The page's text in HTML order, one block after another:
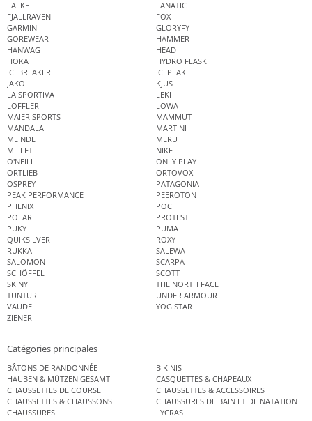
FALKE
FANATIC
FJÄLLRÄVEN
FOX
GARMIN
GLORYFY
GOREWEAR
HAMMER
HANWAG
HEAD
HOKA
HYDRO FLASK
ICEBREAKER
ICEPEAK
JAKO
KJUS
LA SPORTIVA
LEKI
LÖFFLER
LOWA
MAIER SPORTS
MAMMUT
MANDALA
MARTINI
MEINDL
MERU
MILLET
NIKE
O'NEILL
ONLY PLAY
ORTLIEB
ORTOVOX
OSPREY
PATAGONIA
PEAK PERFORMANCE
PEEROTON
PHENIX
POC
POLAR
PROTEST
PUKY
PUMA
QUIKSILVER
ROXY
RUKKA
SALEWA
SALOMON
SCARPA
SCHÖFFEL
SCOTT
SKINY
THE NORTH FACE
TUNTURI
UNDER ARMOUR
VAUDE
YOGISTAR
ZIENER
Catégories principales
BÂTONS DE RANDONNÉE
BIKINIS
HAUBEN & MÜTZEN GESAMT
CASQUETTES & CHAPEAUX
CHAUSSETTES DE COURSE
CHAUSSETTES & ACCESSOIRES
CHAUSSETTES & CHAUSSONS
CHAUSSURES DE BAIN ET DE NATATION
CHAUSSURES
LYCRAS